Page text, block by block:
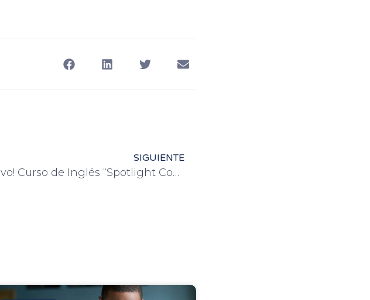
SIGUIENTE
¡Nuevo! Curso de Inglés “Spotlight Course”